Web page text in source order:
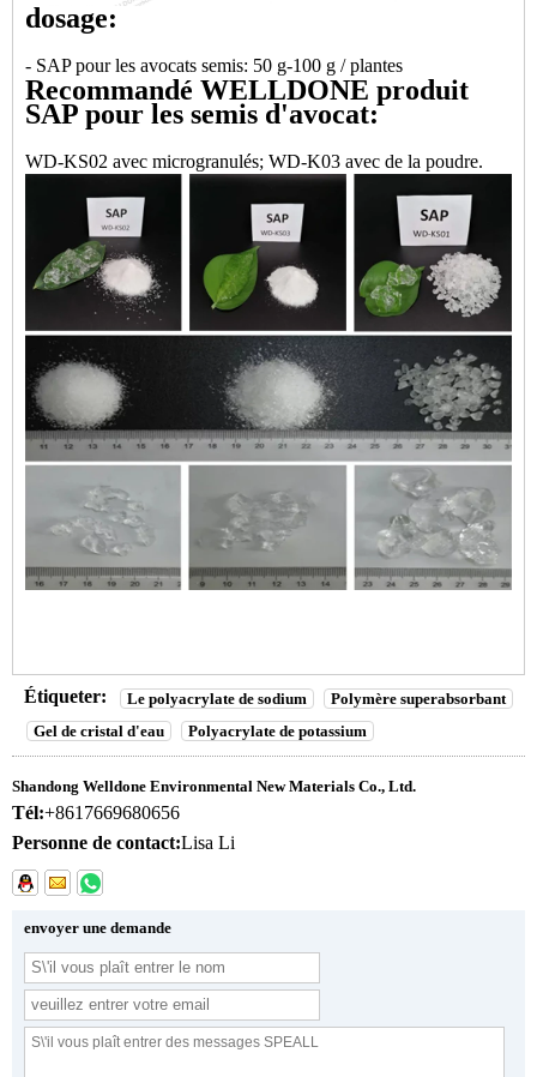
dosage:
- SAP pour les avocats semis: 50 g-100 g / plantes
Recommandé WELLDONE produit
SAP pour les semis d'avocat:
WD-KS02 avec microgranulés; WD-K03 avec de la poudre.
Étiqueter: Le polyacrylate de sodium
Polymère superabsorbant
Gel de cristal d'eau
Polyacrylate de potassium
Shandong Welldone Environmental New Materials Co., Ltd.
Tél:+8617669680656
Personne de contact:Lisa Li
envoyer une demande